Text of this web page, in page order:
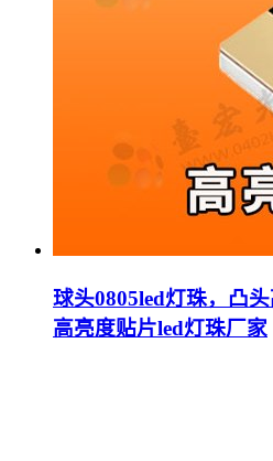
球头0805led灯珠，凸
高亮度贴片led灯珠厂家